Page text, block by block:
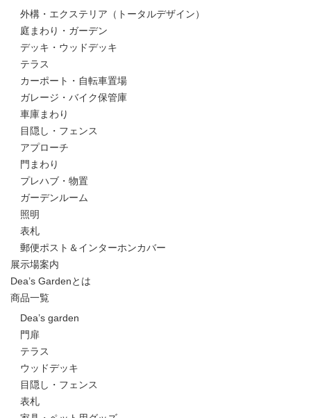
外構・エクステリア（トータルデザイン）
庭まわり・ガーデン
デッキ・ウッドデッキ
テラス
カーポート・自転車置場
ガレージ・バイク保管庫
車庫まわり
目隠し・フェンス
アプローチ
門まわり
プレハブ・物置
ガーデンルーム
照明
表札
郵便ポスト＆インターホンカバー
展示場案内
Dea’s Gardenとは
商品一覧
Dea’s garden
門扉
テラス
ウッドデッキ
目隠し・フェンス
表札